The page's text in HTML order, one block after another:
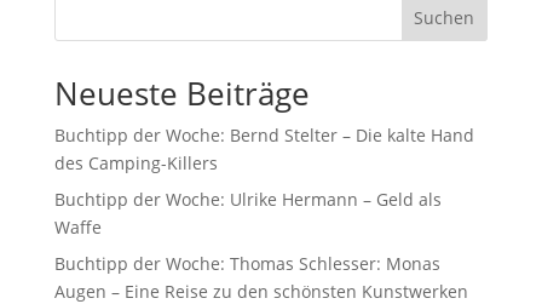
Suchen
Neueste Beiträge
Buchtipp der Woche: Bernd Stelter – Die kalte Hand
des Camping-Killers
Buchtipp der Woche: Ulrike Hermann – Geld als
Waffe
Buchtipp der Woche: Thomas Schlesser: Monas
Augen – Eine Reise zu den schönsten Kunstwerken